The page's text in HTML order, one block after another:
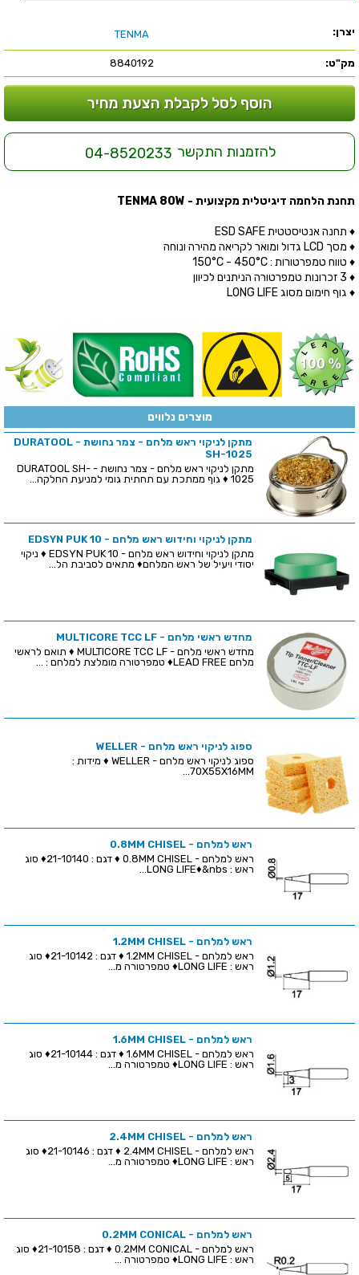
יצרן: TENMA
מק"ט: 8840192
הוסף לסל לקבלת הצעת מחיר
להזמנות התקשר 04-8520233
תחנת הלחמה דיגיטלית מקצועית - TENMA 80W
♦ תחנה אנטיסטטית ESD SAFE
♦ מסך LCD גדול ומואר לקריאה מהירה ונוחה
♦ טווח טמפרטורות : 150°C - 450°C
♦ 3 זכרונות טמפרטורה הניתנים לכיוון
♦ גוף חימום מסוג LONG LIFE
מוצרים נלווים
מתקן לניקוי ראש מלחם - צמר נחושת - DURATOOL
SH-1025
מתקן לניקוי ראש מלחם - צמר נחושת - DURATOOL SH-
1025 ♦ גוף ממתכת עם תחתית גומי למניעת החלקה...
מתקן לניקוי וחידוש ראש מלחם - EDSYN PUK 10
מתקן לניקוי וחידוש ראש מלחם - EDSYN PUK 10 ♦ ניקוי
יסודי ויעיל של ראש המלחם♦ מתאים לסביבת הל...
מחדש ראשי מלחם - MULTICORE TCC LF
מחדש ראשי מלחם - MULTICORE TCC LF ♦ תואם לראשי
מלחם LEAD FREE♦ טמפרטורה מומלצת למלחם : ...
ספוג לניקוי ראש מלחם - WELLER
ספוג לניקוי ראש מלחם - WELLER ♦ מידות :
70X55X16MM...
ראש למלחם - 0.8MM CHISEL
ראש למלחם - 0.8MM CHISEL ♦ דגם : 21-10140♦ סוג
ראש : LONG LIFE♦&nbs...
ראש למלחם - 1.2MM CHISEL
ראש למלחם - 1.2MM CHISEL ♦ דגם : 21-10142♦ סוג
ראש : LONG LIFE♦ טמפרטורה מ...
ראש למלחם - 1.6MM CHISEL
ראש למלחם - 1.6MM CHISEL ♦ דגם : 21-10144♦ סוג
ראש : LONG LIFE♦ טמפרטורה מ...
ראש למלחם - 2.4MM CHISEL
ראש למלחם - 2.4MM CHISEL ♦ דגם : 21-10146♦ סוג
ראש : LONG LIFE♦ טמפרטורה מ...
ראש למלחם - 0.2MM CONICAL
ראש למלחם - 0.2MM CONICAL ♦ דגם : 21-10158♦ סוג
ראש : LONG LIFE♦ טמפרטורה ...